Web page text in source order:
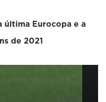
última Eurocopa e a
de 2021